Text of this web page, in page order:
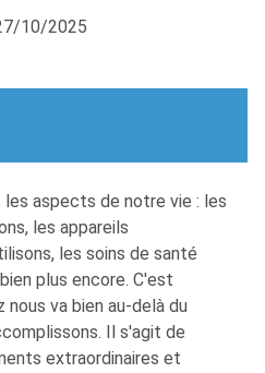
10/2025
aspects de notre vie : les
les appareils
les soins de santé
plus encore. C'est
nous va bien au-delà du
Il s'agit de
extraordinaires et